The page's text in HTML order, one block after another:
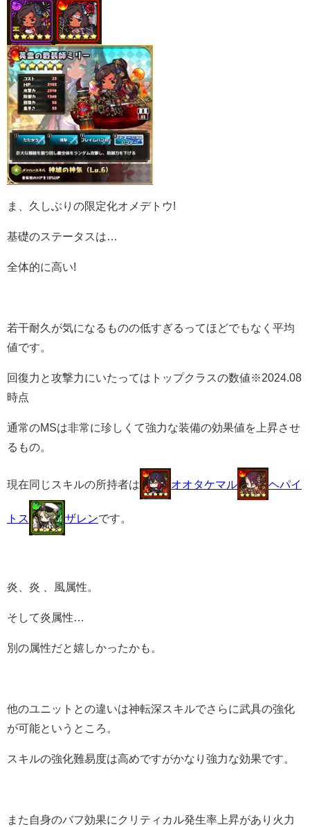
ま、久しぶりの限定化オメデトウ!
基礎のステータスは…
全体的に高い!
若干耐久が気になるものの低すぎるってほどでもなく平均
値です。
回復力と攻撃力にいたってはトップクラスの数値※2024.08
時点
通常のMSは非常に珍しくて強力な装備の効果値を上昇させ
るもの。
現在同じスキルの所持者は オオタケマル ヘパイ
トス ザレンです。
炎、炎 、風属性。
そして炎属性…
別の属性だと嬉しかったかも。
他のユニットとの違いは神転深スキルでさらに武具の強化
が可能というところ。
スキルの強化難易度は高めですがかなり強力な効果です。
また自身のバフ効果にクリティカル発生率上昇があり火力